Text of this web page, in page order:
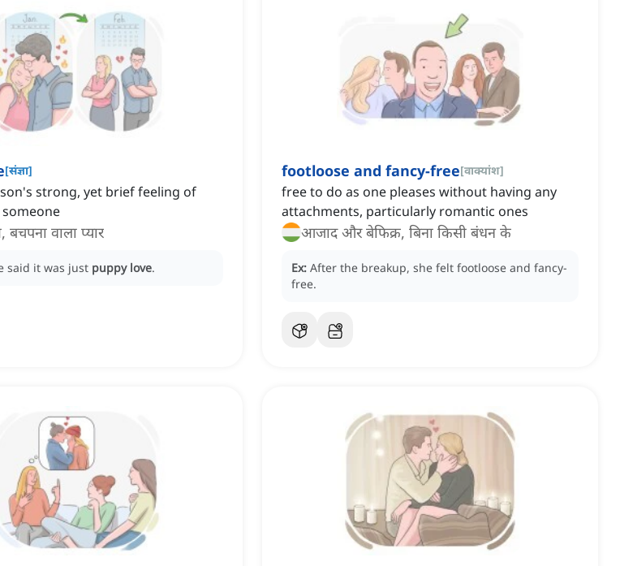
[संज्ञा]
strong, yet brief feeling of
बचपना वाला प्यार
said it was just puppy love.
footloose and fancy-free[वाक्यांश]
free to do as one pleases without having any
attachments, particularly romantic ones
आजाद और बेफिक्र, बिना किसी बंधन के
Ex: After the breakup, she felt footloose and fancy-
free.